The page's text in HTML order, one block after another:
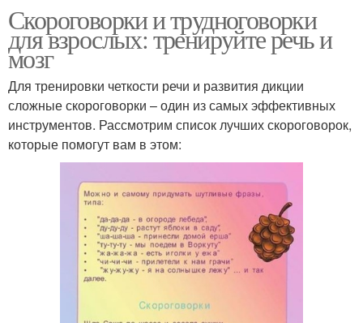
Скороговорки и трудноговорки
для взрослых: тренируйте речь и
мозг
Для тренировки четкости речи и развития дикции
сложные скороговорки – один из самых эффективных
инструментов. Рассмотрим список лучших скороговорок,
которые помогут вам в этом: